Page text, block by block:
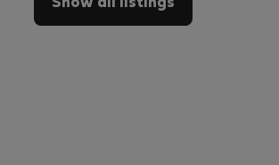
Show all listings